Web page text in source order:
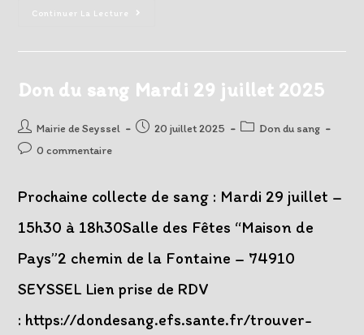
Continuer La Lecture
Don
2025
Don du sang Mardi 29 juillet 2025
Auteur/autrice
de
Mairie de Seyssel
Post20 juillet 2025
PostDon du sang
Post0 commentaire
Prochaine collecte de sang : Mardi 29 juillet –
15h30 à 18h30Salle des Fêtes “Maison de
Pays”2 chemin de la Fontaine – 74910
SEYSSEL Lien prise de RDV
: https://dondesang.efs.sante.fr/trouver-